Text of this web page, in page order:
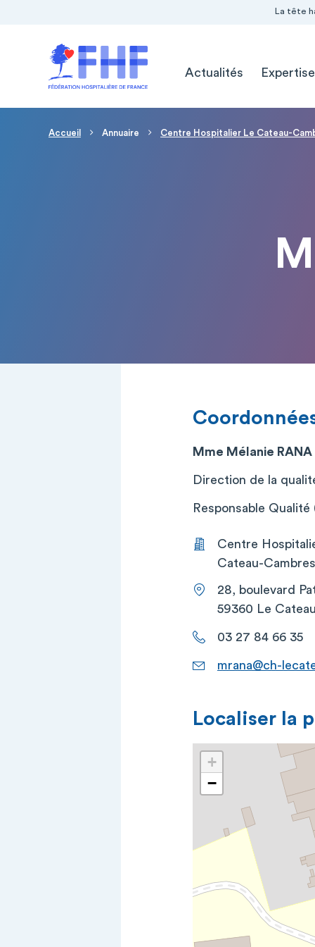
La tête
Actualités
Fil d'Ariane
Accueil Annuaire Centre Hospitalier Le Cateau-
Mme Mélanie RANA
Direction de la
Responsable
Centre
Cateau-
28, boulevard
59360 Le
03 27 84 66 35
mrana@ch-
Localiser la
+
−